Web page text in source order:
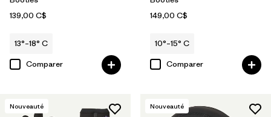
139,00 C$
13°–18° C
Comparer
149,00 C$
10°–15° C
Comparer
Nouveauté Nouveauté